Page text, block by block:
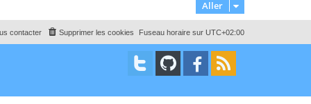
Aller
Fuseau horaire sur UTC+02:00
Supprimer les cookies
contacter